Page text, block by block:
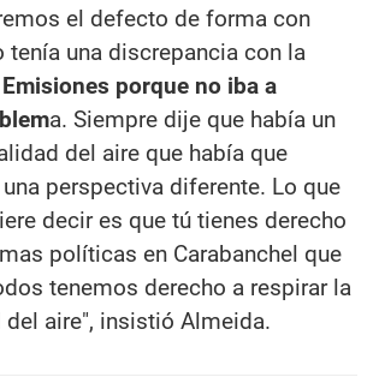
el defecto de forma con
tenía una discrepancia con la
porque no iba a
a. Siempre dije que había un
del aire que había que
perspectiva diferente. Lo que
decir es que tú tienes derecho
políticas en Carabanchel que
tenemos derecho a respirar la
aire", insistió Almeida.